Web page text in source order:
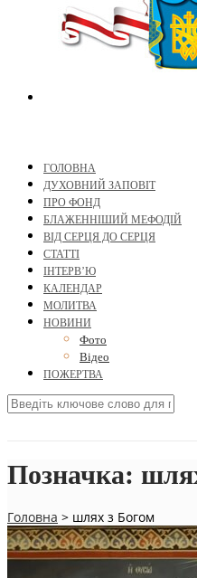
ГОЛОВНА
ДУХОВНИЙ ЗАПОВІТ
ПРО ФОНД
БЛАЖЕННІШИЙ МЕФОДІЙ
ВІД СЕРЦЯ ДО СЕРЦЯ
СТАТТІ
ІНТЕРВ’Ю
КАЛЕНДАР
МОЛИТВА
НОВИНИ
Фото
Відео
ПОЖЕРТВА
Позначка:
Головна > шлях з Богом